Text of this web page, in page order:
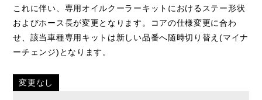
これに伴い、専用オイルクーラーキットにおけるステー形状
およびホース長が変更となります。コアの仕様変更に合わ
せ、該当車種専用キットは新しい品番へ随時切り替え(マイナ
ーチェンジ)となります。
変更なし